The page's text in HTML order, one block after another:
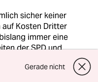
sicher keiner
auf Kosten Dritter
immer eine
der SPD und
dem Gebiet,
Gerade nicht